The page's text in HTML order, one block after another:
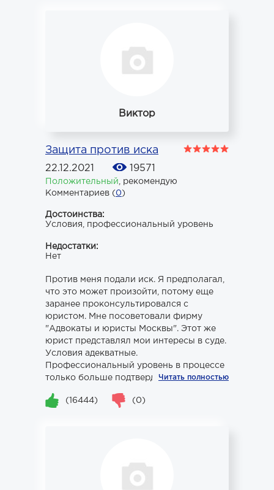
Виктор
Защита против иска
22.12.2021 19571
Положительный
рекомендую
Комментариев (0)
Достоинства:
Условия, профессиональный уровень
Недостатки:
Нет
Против меня подали иск. Я предполагал,
что это может произойти, потому еще
заранее проконсультировался с
юристом. Мне посоветовали фирму
"Адвокаты и юристы Москвы". Этот же
юрист представлял мои интересы в суде.
Условия адекватные.
Профессиональный уровень в процессе
только больше подтвердился. Суд...
Читать полностью
(16444) (0)